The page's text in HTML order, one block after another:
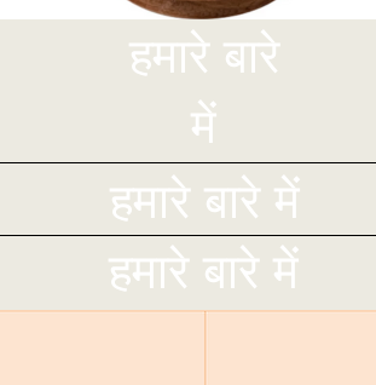
हमारे बारे
में
हमारे बारे में
हमारे बारे में